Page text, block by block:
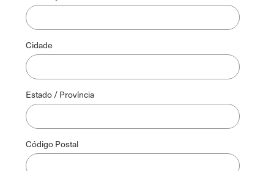
Cidade
Estado / Província
Código Postal